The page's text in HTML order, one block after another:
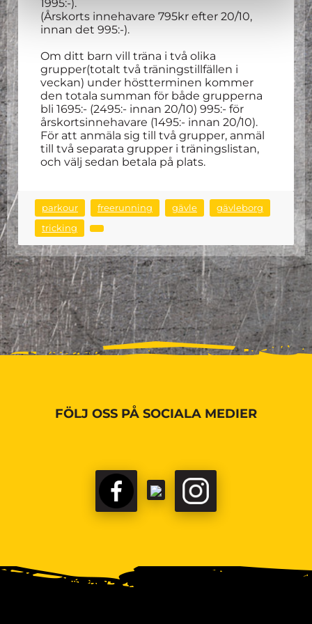
1995:-).
(Årskorts innehavare 795kr efter 20/10,
innan det 995:-).
Om ditt barn vill träna i två olika
grupper(totalt två träningstillfällen i
veckan) under höstterminen kommer
den totala summan för både grupperna
bli 1695:- (2495:- innan 20/10) 995:- för
årskortsinnehavare (1495:- innan 20/10).
För att anmäla sig till två grupper, anmäl
till två separata grupper i träningslistan,
och välj sedan betala på plats.
parkour freerunning gävle
gävleborg
tricking
FÖLJ OSS PÅ SOCIALA MEDIER